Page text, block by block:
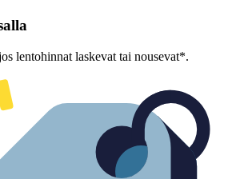
lentohinnat laskevat tai nousevat*.